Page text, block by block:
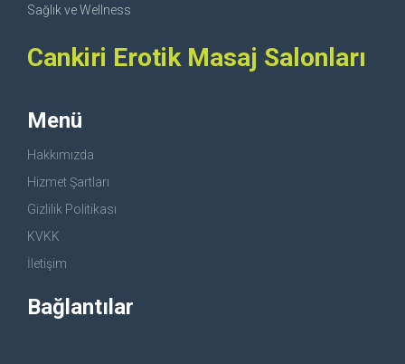
Sağlık ve Wellness
Cankiri Erotik Masaj Salonları
Menü
Hakkımızda
Hizmet Şartları
Gizlilik Politikası
KVKK
İletişim
Bağlantılar